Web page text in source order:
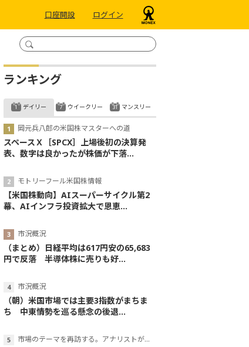
口座開設 ログイン
ランキング
デイリー
岡元兵八郎の米国株マスターへの道
スペースＸ［SPCX］上場後初の決算発
表、数字は良かったが株価が下落...
モトリーフール米国株情報
【米国株動向】AIスーパーサイクル第2
幕、AIインフラ投資拡大で恩恵...
市況概況
（まとめ）日経平均は617円安の65,683
円で反落 半導体株に売りも好...
市況概況
（朝）米国市場では主要3指数がまちま
ち 中東情勢を巡る懸念の後退...
市場のテーマを再訪する。アナリストが読み解くテーマの本質
ウイークリー マンスリー